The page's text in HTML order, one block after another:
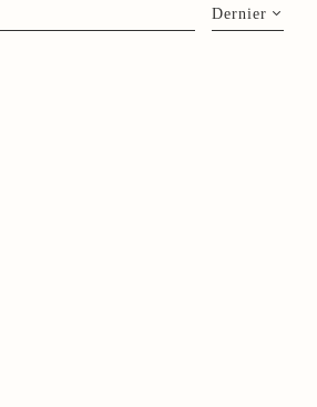
Dernier